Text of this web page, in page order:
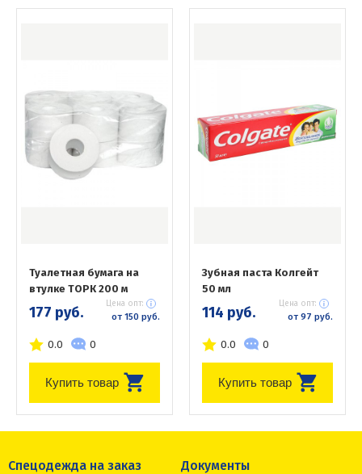
Туалетная бумага на
втулке ТОРК 200 м
177 руб. Цена опт:
от 150 руб.
0.0 0
Купить товар
Зубная паста Колгейт
50 мл
114 руб. Цена опт:
от 97 руб.
0.0 0
Купить товар
Спецодежда на заказ
Документы